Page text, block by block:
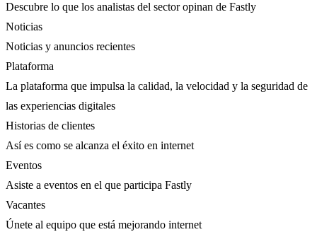
Descubre lo que los analistas del sector opinan de Fastly
Noticias
Noticias y anuncios recientes
Plataforma
La plataforma que impulsa la calidad, la velocidad y la seguridad de
las experiencias digitales
Historias de clientes
Así es como se alcanza el éxito en internet
Eventos
Asiste a eventos en el que participa Fastly
Vacantes
Únete al equipo que está mejorando internet